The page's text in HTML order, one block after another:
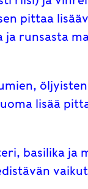
pittaa
runsasta
lisää
basilika ja